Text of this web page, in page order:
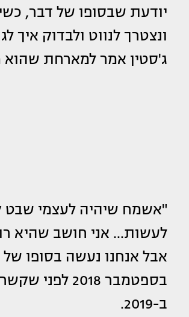
יודעת שבסופו של דבר,
ג'סטין אמר למארחת שהוא
"אשמח שיהיה לעצמי שבט
אבל אנחנו נעשה בסופו של
בספטמבר
ב-2019.